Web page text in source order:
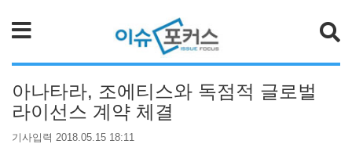
아나타라, 조에티스와 독점적 글로벌
라이선스 계약 체결
기사입력 2018.05.15 18:11